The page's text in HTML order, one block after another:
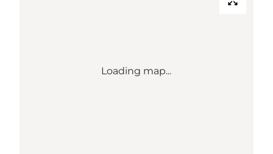
Loading map...